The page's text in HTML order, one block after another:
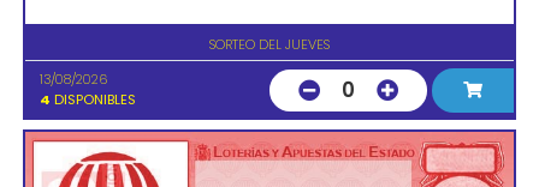
SORTEO DEL JUEVES
13/08/2026
4 DISPONIBLES 0